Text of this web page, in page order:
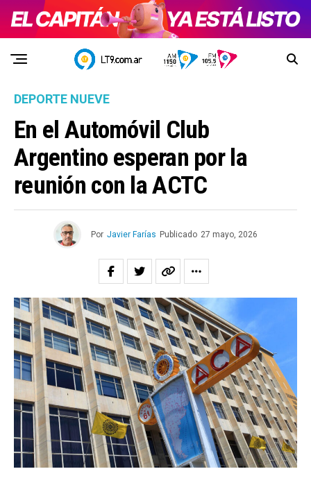
DEPORTE NUEVE
En el Automóvil Club
Argentino esperan por la
reunión con la ACTC
Por Javier Farías Publicado 27 mayo, 2026